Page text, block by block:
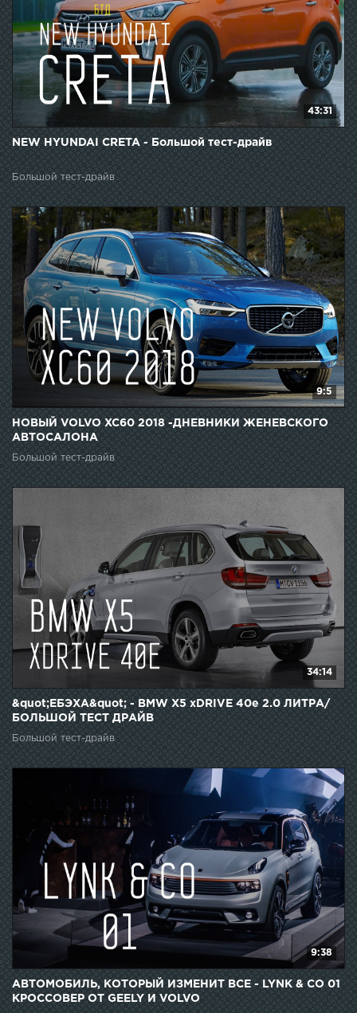
43:31
NEW HYUNDAI CRETA - Большой тест-драйв
Большой тест-драйв
9:5
НОВЫЙ VOLVO XC60 2018 -ДНЕВНИКИ ЖЕНЕВСКОГО
АВТОСАЛОНА
Большой тест-драйв
34:14
&quot;ЕБЭХА&quot; - BMW X5 xDRIVE 40e 2.0 ЛИТРА/
БОЛЬШОЙ ТЕСТ ДРАЙВ
Большой тест-драйв
9:38
АВТОМОБИЛЬ, КОТОРЫЙ ИЗМЕНИТ ВСЕ - LYNK & CO 01
КРОССОВЕР ОТ GEELY И VOLVO